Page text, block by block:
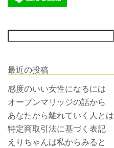
最近の投稿
感度のいい女性になるには
オープンマリッジの話から
あなたから離れていく人とは
特定商取引法に基づく表記
えりちゃんは私からみると